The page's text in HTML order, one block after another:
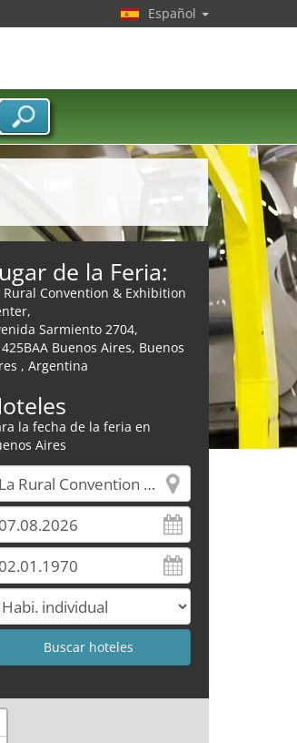
de la Feria:
Rural Convention & Exhibition
Sarmiento 2704,
Buenos Aires, Buenos
, Argentina
la fecha de la feria en
Aires
Español